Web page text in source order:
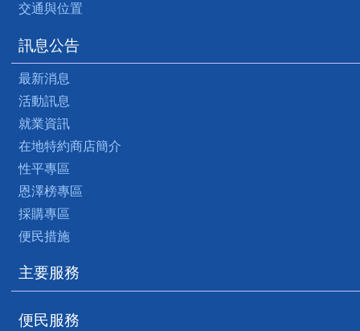
交通與位置
訊息公告
最新消息
活動訊息
就業資訊
在地特約商店簡介
性平專區
恩澤榜專區
採購專區
便民措施
主要服務
便民服務